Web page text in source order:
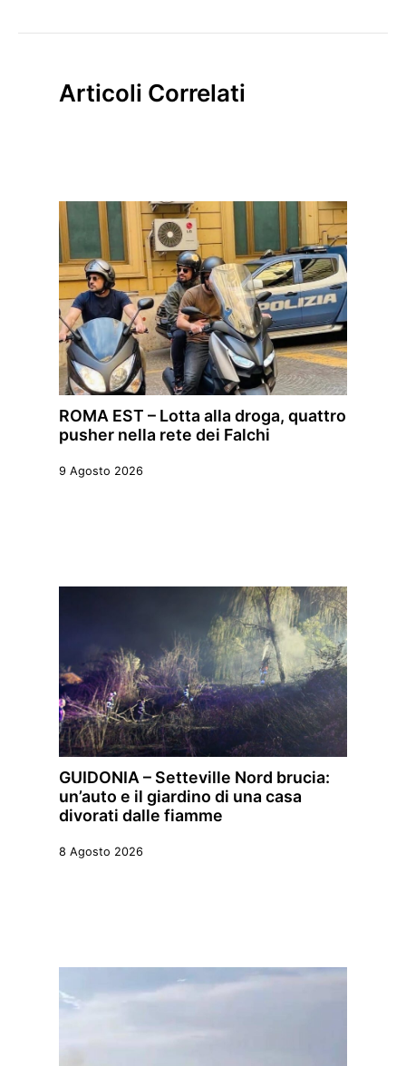
Articoli Correlati
ROMA EST – Lotta alla droga, quattro
pusher nella rete dei Falchi
9 Agosto 2026
GUIDONIA – Setteville Nord brucia:
un’auto e il giardino di una casa
divorati dalle fiamme
8 Agosto 2026